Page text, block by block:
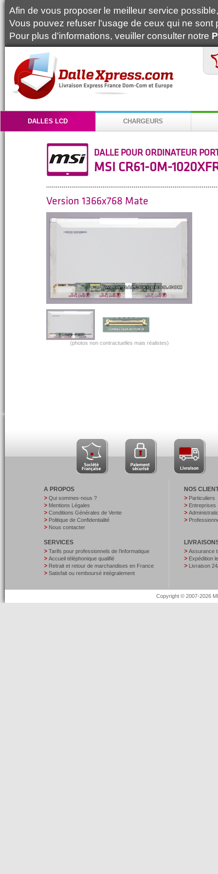
Afin de vous proposer le meilleur service
Vous pouvez refuser l'usage de ceux qui ne
Pour plus d'informations, veuiller consulter notre
DALLES LCD CHARGEURS
DALLE POUR ORDINATEUR
MSI CR61-0M-
Version 1366x768 Mate
(photos non contractuelles mais réalistes)
A PROPOS
Qui sommes-nous ?
Mentions Légales
Conditions Générales de Vente
Politique de Confidentialité
Nous contacter
SERVICES
Tarifs pour professionnels de l’informatique
Accueil téléphonique qualifié
Retrait et retour de marchandises en France
Satisfait ou remboursé intégralement
NOS
Particuliers
Entreprises
Assurance
Expédition
Livraison
Copyright © 2007-2026